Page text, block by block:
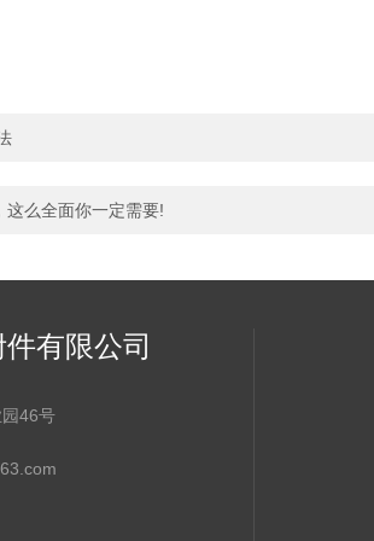
这么全面你一定需要!
有限公司
46号